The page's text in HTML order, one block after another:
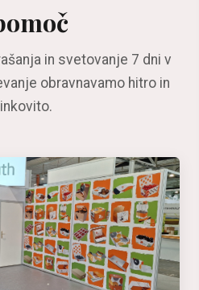
in svetovanje 7 dni v
obravnavamo hitro in